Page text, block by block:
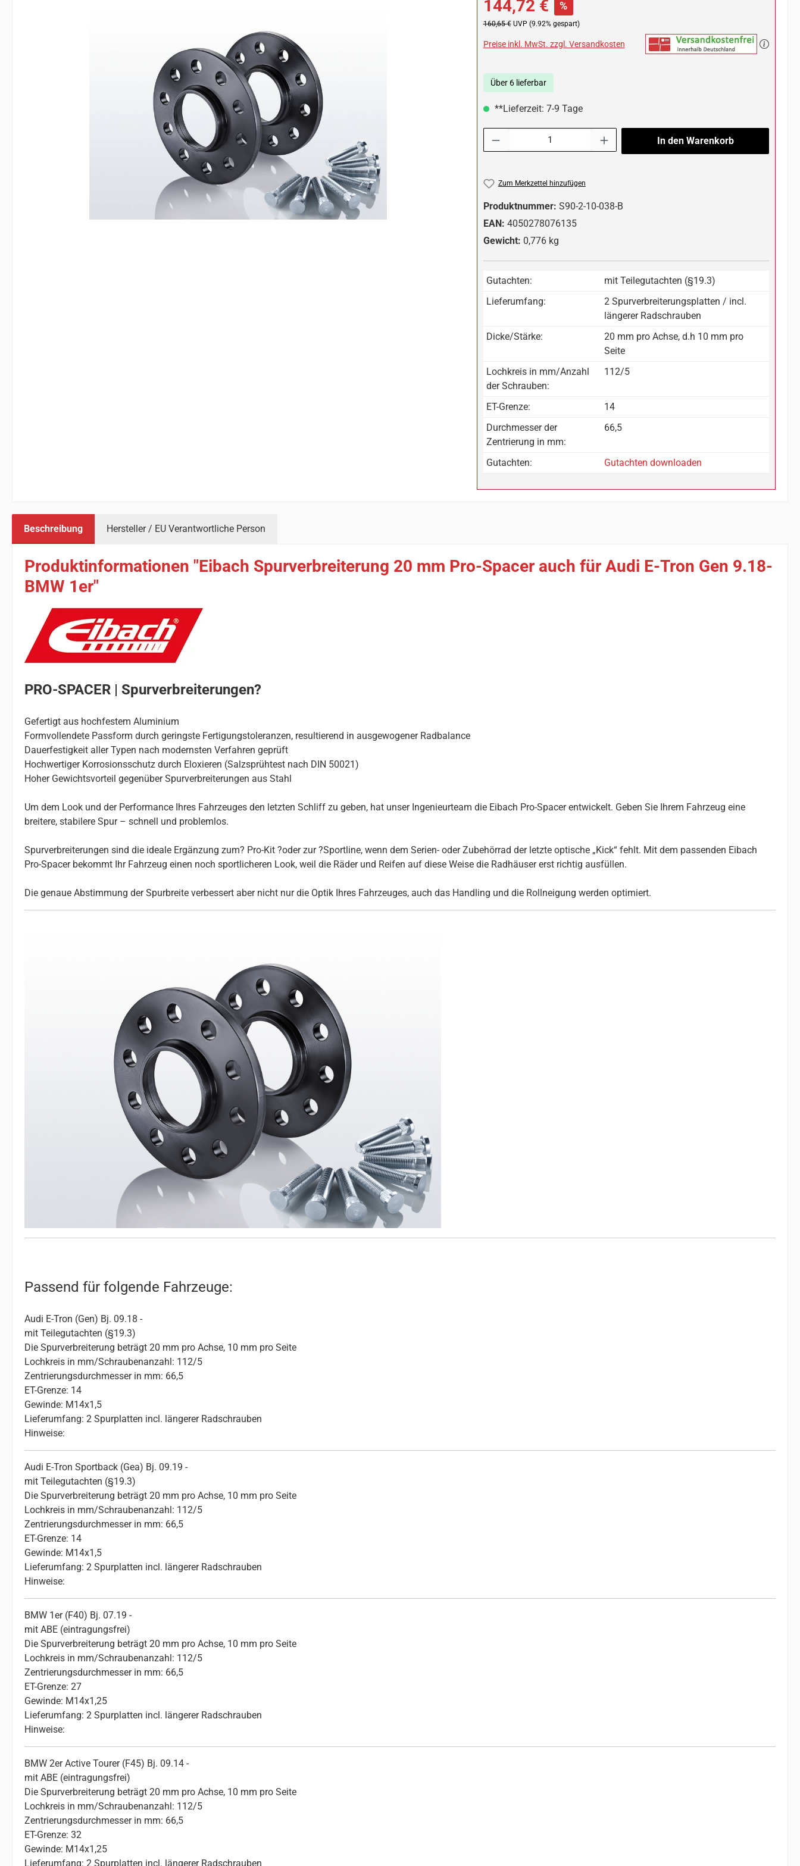
144,72 € %
Regulärer Preis:
160,65 € UVP (9.92% gespart)
Preise inkl. MwSt. zzgl. Versandkosten
Über 6 lieferbar
**Lieferzeit: 7-9 Tage
In den Warenkorb
Zum Merkzettel hinzufügen
Produktnummer: S90-2-10-038-B
EAN: 4050278076135
Gewicht: 0,776 kg
Gutachten:
mit Teilegutachten (§19.3)
Lieferumfang:
2 Spurverbreiterungsplatten / incl.
längerer Radschrauben
Dicke/Stärke:
20 mm pro Achse, d.h 10 mm pro
Seite
Lochkreis in mm/Anzahl
der Schrauben:
112/5
ET-Grenze:
14
Durchmesser der
Zentrierung in mm:
66,5
Gutachten: Gutachten downloaden
Beschreibung Hersteller / EU Verantwortliche Person
Produktinformationen "Eibach Spurverbreiterung 20 mm Pro-Spacer auch für Audi E-Tron Gen 9.18-
BMW 1er"
PRO-SPACER | Spurverbreiterungen?
Gefertigt aus hochfestem Aluminium
Formvollendete Passform durch geringste Fertigungstoleranzen, resultierend in ausgewogener Radbalance
Dauerfestigkeit aller Typen nach modernsten Verfahren geprüft
Hochwertiger Korrosionsschutz durch Eloxieren (Salzsprühtest nach DIN 50021)
Hoher Gewichtsvorteil gegenüber Spurverbreiterungen aus Stahl
Um dem Look und der Performance Ihres Fahrzeuges den letzten Schliff zu geben, hat unser Ingenieurteam die Eibach Pro-Spacer entwickelt. Geben Sie Ihrem Fahrzeug eine
breitere, stabilere Spur – schnell und problemlos.
Spurverbreiterungen sind die ideale Ergänzung zum? Pro-Kit ?oder zur ?Sportline, wenn dem Serien- oder Zubehörrad der letzte optische „Kick“ fehlt. Mit dem passenden Eibach
Pro-Spacer bekommt Ihr Fahrzeug einen noch sportlicheren Look, weil die Räder und Reifen auf diese Weise die Radhäuser erst richtig ausfüllen.
Die genaue Abstimmung der Spurbreite verbessert aber nicht nur die Optik Ihres Fahrzeuges, auch das Handling und die Rollneigung werden optimiert.
Passend für folgende Fahrzeuge:
Audi E-Tron (Gen) Bj. 09.18 -
mit Teilegutachten (§19.3)
Die Spurverbreiterung beträgt 20 mm pro Achse, 10 mm pro Seite
Lochkreis in mm/Schraubenanzahl: 112/5
Zentrierungsdurchmesser in mm: 66,5
ET-Grenze: 14
Gewinde: M14x1,5
Lieferumfang: 2 Spurplatten incl. längerer Radschrauben
Hinweise:
Audi E-Tron Sportback (Gea) Bj. 09.19 -
mit Teilegutachten (§19.3)
Die Spurverbreiterung beträgt 20 mm pro Achse, 10 mm pro Seite
Lochkreis in mm/Schraubenanzahl: 112/5
Zentrierungsdurchmesser in mm: 66,5
ET-Grenze: 14
Gewinde: M14x1,5
Lieferumfang: 2 Spurplatten incl. längerer Radschrauben
Hinweise:
BMW 1er (F40) Bj. 07.19 -
mit ABE (eintragungsfrei)
Die Spurverbreiterung beträgt 20 mm pro Achse, 10 mm pro Seite
Lochkreis in mm/Schraubenanzahl: 112/5
Zentrierungsdurchmesser in mm: 66,5
ET-Grenze: 27
Gewinde: M14x1,25
Lieferumfang: 2 Spurplatten incl. längerer Radschrauben
Hinweise:
BMW 2er Active Tourer (F45) Bj. 09.14 -
mit ABE (eintragungsfrei)
Die Spurverbreiterung beträgt 20 mm pro Achse, 10 mm pro Seite
Lochkreis in mm/Schraubenanzahl: 112/5
Zentrierungsdurchmesser in mm: 66,5
ET-Grenze: 32
Gewinde: M14x1,25
Lieferumfang: 2 Spurplatten incl. längerer Radschrauben